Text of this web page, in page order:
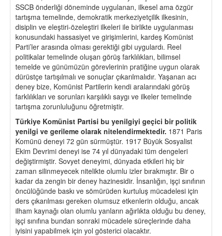
SSCB önderliği döneminde uygulanan, ilkesel ama özgür
tartışma temelinde, demokratik merkeziyetçilik ilkesinin,
disiplin ve eleştiri-özeleştiri ilkeleri ile birlikte uygulanması
konusundaki hassasiyet ve girişimlerini, kardeş Komünist
Parti’ler arasında olması gerektiği gibi uygulardı. Reel
politikalar temelinde oluşan görüş farklılıkları, bilimsel
temelde ve günümüzün görevlerinin pratiğine uygun olarak
dürüstçe tartışılmalı ve sonuçlar çıkarılmalıdır. Yaşanan acı
deney bize, Komünist Partilerin kendi aralarındaki görüş
farklılıkları ve sorunları karşılıklı saygı ve ilkeler temelinde
tartışma zorunluluğunu öğretmiştir.
Türkiye Komünist Partisi bu yenilgiyi geçici bir politik
yenilgi ve gerileme olarak nitelendirmektedir. 1871 Paris
Komünü deneyi 72 gün sürmüştür. 1917 Büyük Sosyalist
Ekim Devrimi deneyi ise 74 yıl dünyadaki tüm dengeleri
değiştirmiştir. Sovyet deneyimi, dünyada etkileri hiç bir
zaman silinmeyecek nitelikte olumlu izler bırakmıştır. Bir o
kadar da zengin bir deney hazinesidir. İnsanlığın, işçi sınıfının
öncülüğünde baskı ve sömürüden kurtuluş mücadelesi için
ders çıkarılması gereken olumsuz etkenlerin olduğu, ancak
ilham kaynağı olan olumlu yanların ağırlıkta olduğu bu deney,
işçi sınıfına bundan sonraki mücadele süreçlerinde daha
iyisini yapabilmek için yol gösterici olacaktır.